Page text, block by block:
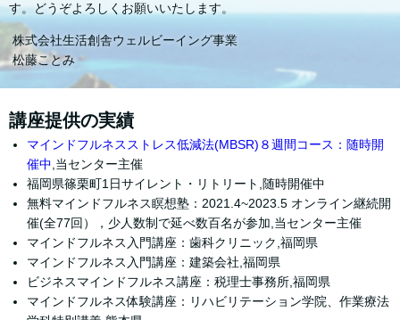
す。どうぞよろしくお願いいたします。
株式会社生活創舎ウェルビーイング事業
松藤ことみ
講座提供の実績
マインドフルネスストレス低減法(MBSR)８週間コース：随時開
催中 ,当センター主催
福岡県篠栗町1日サイレント・リトリート,随時開催中
無料マインドフルネス瞑想塾：2021.4~2023.5 オンライン継続開
催(全77回），少人数制で延べ数百名が参加,当センター主催
マインドフルネス入門講座：歯科クリニック,福岡県
マインドフルネス入門講座：建築会社,福岡県
ビジネスマインドフルネス講座：税理士事務所,福岡県
マインドフルネス体験講座：リハビリテーション学院、作業療法